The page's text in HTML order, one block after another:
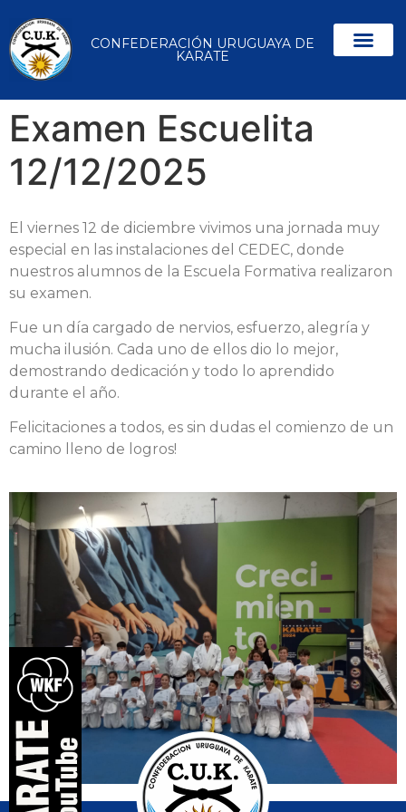
CONFEDERACIÓN URUGUAYA DE
KARATE
Examen Escuelita
12/12/2025
El viernes 12 de diciembre vivimos una jornada muy
especial en las instalaciones del CEDEC, donde
nuestros alumnos de la Escuela Formativa realizaron
su examen.
Fue un día cargado de nervios, esfuerzo, alegría y
mucha ilusión. Cada uno de ellos dio lo mejor,
demostrando dedicación y todo lo aprendido
durante el año.
Felicitaciones a todos, es sin dudas el comienzo de un
camino lleno de logros!